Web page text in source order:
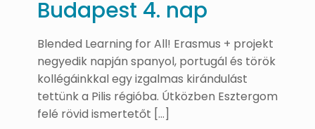
Budapest 4. nap
Blended Learning for All! Erasmus + projekt
negyedik napján spanyol, portugál és török
kollégáinkkal egy izgalmas kirándulást
tettünk a Pilis régióba. Útközben Esztergom
felé rövid ismertetőt […]